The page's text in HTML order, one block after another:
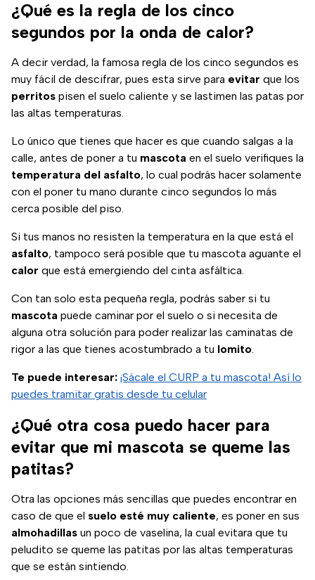
¿Qué es la regla de los cinco
segundos por la onda de calor?
A decir verdad, la famosa regla de los cinco segundos es
muy fácil de descifrar, pues esta sirve para evitar que los
perritos pisen el suelo caliente y se lastimen las patas por
las altas temperaturas.
Lo único que tienes que hacer es que cuando salgas a la
calle, antes de poner a tu mascota en el suelo verifiques la
temperatura del asfalto, lo cual podrás hacer solamente
con el poner tu mano durante cinco segundos lo más
cerca posible del piso.
Si tus manos no resisten la temperatura en la que está el
asfalto, tampoco será posible que tu mascota aguante el
calor que está emergiendo del cinta asfáltica.
Con tan solo esta pequeña regla, podrás saber si tu
mascota puede caminar por el suelo o si necesita de
alguna otra solución para poder realizar las caminatas de
rigor a las que tienes acostumbrado a tu lomito.
Te puede interesar: ¡Sácale el CURP a tu mascota! Así lo
puedes tramitar gratis desde tu celular
¿Qué otra cosa puedo hacer para
evitar que mi mascota se queme las
patitas?
Otra las opciones más sencillas que puedes encontrar en
caso de que el suelo esté muy caliente, es poner en sus
almohadillas un poco de vaselina, la cual evitara que tu
peludito se queme las patitas por las altas temperaturas
que se están sintiendo.